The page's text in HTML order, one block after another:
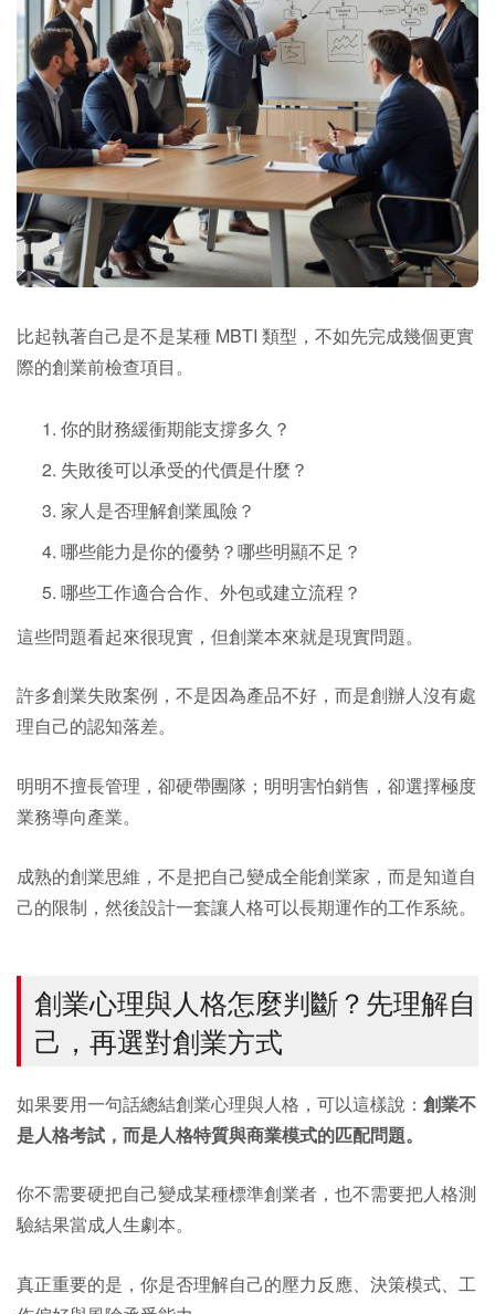
比起執著自己是不是某種 MBTI 類型，不如先完成幾個更實
際的創業前檢查項目。
你的財務緩衝期能支撐多久？
失敗後可以承受的代價是什麼？
家人是否理解創業風險？
哪些能力是你的優勢？哪些明顯不足？
哪些工作適合合作、外包或建立流程？
這些問題看起來很現實，但創業本來就是現實問題。
許多創業失敗案例，不是因為產品不好，而是創辦人沒有處
理自己的認知落差。
明明不擅長管理，卻硬帶團隊；明明害怕銷售，卻選擇極度
業務導向產業。
成熟的創業思維，不是把自己變成全能創業家，而是知道自
己的限制，然後設計一套讓人格可以長期運作的工作系統。
創業心理與人格怎麼判斷？先理解自
己，再選對創業方式
如果要用一句話總結創業心理與人格，可以這樣說： 創業不
是人格考試，而是人格特質與商業模式的匹配問題。
你不需要硬把自己變成某種標準創業者，也不需要把人格測
驗結果當成人生劇本。
真正重要的是，你是否理解自己的壓力反應、決策模式、工